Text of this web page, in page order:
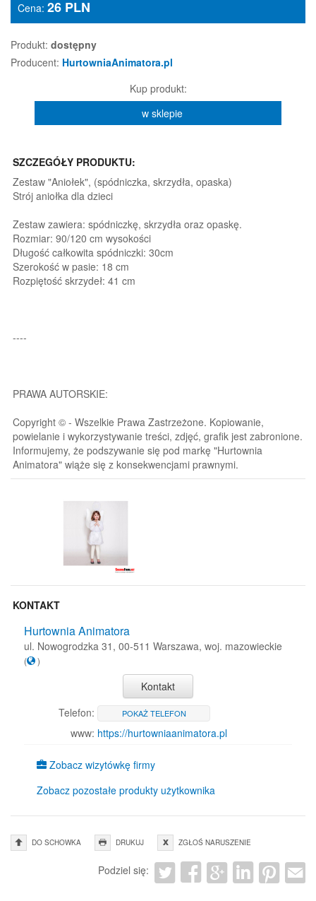
Cena: 26 PLN
Produkt: dostępny
Producent: HurtowniaAnimatora.pl
Kup produkt:
w sklepie
SZCZEGÓŁY PRODUKTU:
Zestaw "Aniołek", (spódniczka, skrzydła, opaska)
Strój aniołka dla dzieci
Zestaw zawiera: spódniczkę, skrzydła oraz opaskę.
Rozmiar: 90/120 cm wysokości
Długość całkowita spódniczki: 30cm
Szerokość w pasie: 18 cm
Rozpiętość skrzydeł: 41 cm
----
PRAWA AUTORSKIE:
Copyright © - Wszelkie Prawa Zastrzeżone. Kopiowanie,
powielanie i wykorzystywanie treści, zdjęć, grafik jest zabronione.
Informujemy, że podszywanie się pod markę "Hurtownia
Animatora" wiąże się z konsekwencjami prawnymi.
KONTAKT
Hurtownia Animatora
ul. Nowogrodzka 31, 00-511 Warszawa, woj. mazowieckie
( )
Kontakt
Telefon:
POKAŻ TELEFON
www: https://hurtowniaanimatora.pl
Zobacz wizytówkę firmy
Zobacz pozostałe produkty użytkownika
DO SCHOWKA DRUKUJ ZGŁOŚ NARUSZENIE
Podziel się: